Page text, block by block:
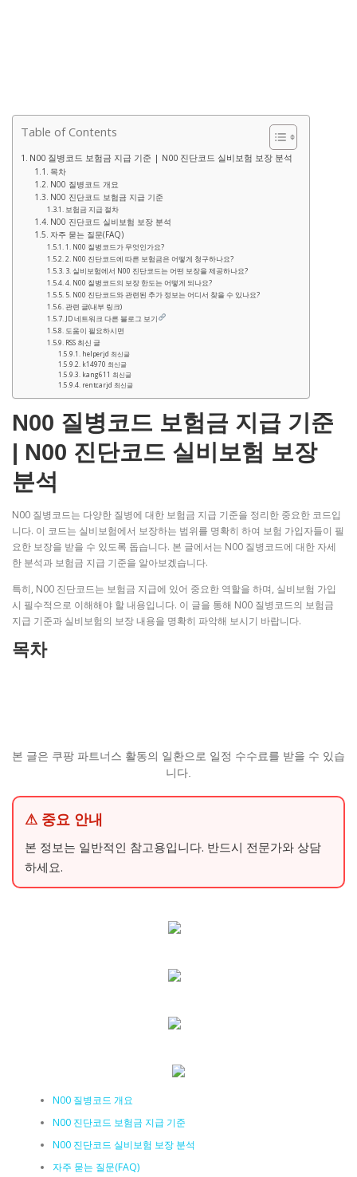
Table of Contents
N00 질병코드 보험금 지급 기준 | N00 진단코드 실비보험 보장 분석
목차
N00 질병코드 개요
N00 진단코드 보험금 지급 기준
보험금 지급 절차
N00 진단코드 실비보험 보장 분석
자주 묻는 질문(FAQ)
1. N00 질병코드가 무엇인가요?
2. N00 진단코드에 따른 보험금은 어떻게 청구하나요?
3. 실비보험에서 N00 진단코드는 어떤 보장을 제공하나요?
4. N00 질병코드의 보장 한도는 어떻게 되나요?
5. N00 진단코드와 관련된 추가 정보는 어디서 찾을 수 있나요?
관련 글(내부 링크)
JD 네트워크 다른 블로그 보기
도움이 필요하시면
RSS 최신 글
helperjd 최신글
k14970 최신글
kang611 최신글
rentcarjd 최신글
N00 질병코드 보험금 지급 기준
| N00 진단코드 실비보험 보장
분석
N00 질병코드는 다양한 질병에 대한 보험금 지급 기준을 정리한 중요한 코드입
니다. 이 코드는 실비보험에서 보장하는 범위를 명확히 하여 보험 가입자들이 필
요한 보장을 받을 수 있도록 돕습니다. 본 글에서는 N00 질병코드에 대한 자세
한 분석과 보험금 지급 기준을 알아보겠습니다.
특히, N00 진단코드는 보험금 지급에 있어 중요한 역할을 하며, 실비보험 가입
시 필수적으로 이해해야 할 내용입니다. 이 글을 통해 N00 질병코드의 보험금
지급 기준과 실비보험의 보장 내용을 명확히 파악해 보시기 바랍니다.
목차
본 글은 쿠팡 파트너스 활동의 일환으로 일정 수수료를 받을 수 있습
니다.
⚠ 중요 안내
본 정보는 일반적인 참고용입니다. 반드시 전문가와 상담
하세요.
N00 질병코드 개요
N00 진단코드 보험금 지급 기준
N00 진단코드 실비보험 보장 분석
자주 묻는 질문(FAQ)